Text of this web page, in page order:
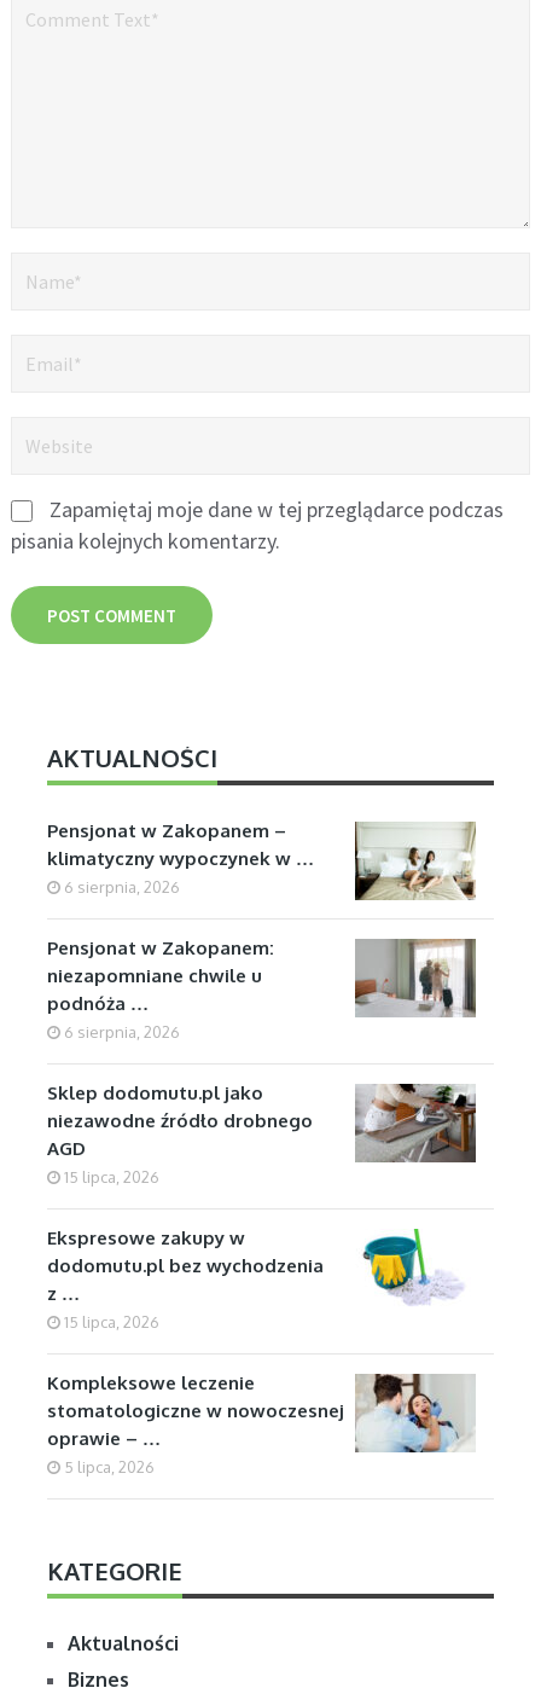
Zapamiętaj moje dane w tej przeglądarce podczas
pisania kolejnych komentarzy.
AKTUALNOŚCI
Pensjonat w Zakopanem –
klimatyczny wypoczynek w …
6 sierpnia, 2026
Pensjonat w Zakopanem:
niezapomniane chwile u
podnóża …
6 sierpnia, 2026
Sklep dodomutu.pl jako
niezawodne źródło drobnego
AGD
15 lipca, 2026
Ekspresowe zakupy w
dodomutu.pl bez wychodzenia
z …
15 lipca, 2026
Kompleksowe leczenie
stomatologiczne w nowoczesnej
oprawie – …
5 lipca, 2026
KATEGORIE
Aktualności
Biznes